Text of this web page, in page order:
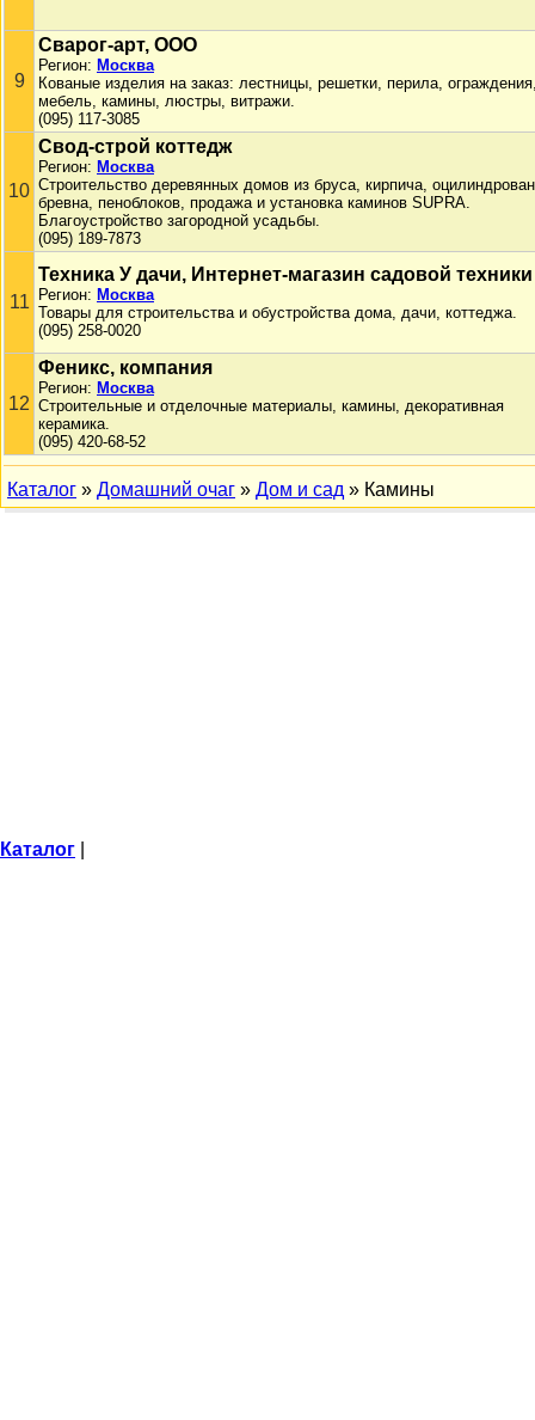
9
Сварог-арт, ООО
Регион: Москва
Кованые изделия на заказ: лестницы, решетки, перила,
мебель, камины, люстры, витражи.
(095) 117-3085
10
Свод-строй коттедж
Регион: Москва
Строительство деревянных домов из бруса, кирпича,
бревна, пеноблоков, продажа и установка каминов SUPRA.
Благоустройство загородной усадьбы.
(095) 189-7873
11
Техника У дачи, Интернет-магазин садовой техники
Регион: Москва
Товары для строительства и обустройства дома, дачи, коттеджа.
(095) 258-0020
12
Феникс, компания
Регион: Москва
Строительные и отделочные материалы, камины, декоративная
керамика.
(095) 420-68-52
Каталог » Домашний очаг » Дом и сад » Камины
Каталог